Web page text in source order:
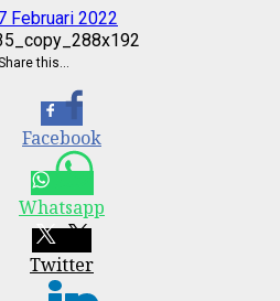
Februari 2022
this…
Facebook
Whatsapp
Twitter